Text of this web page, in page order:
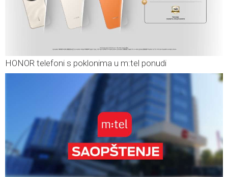
HONOR telefoni s poklonima u m:tel ponudi